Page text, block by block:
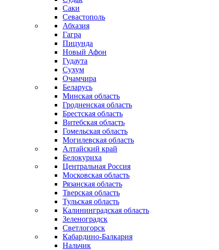
Саки
Севастополь
Абхазия
Гагра
Пицунда
Новый Афон
Гудаута
Сухум
Очамчира
Беларусь
Минская область
Гродненская область
Брестская область
Витебская область
Гомельская область
Могилевская область
Алтайский край
Белокуриха
Центральная Россия
Московская область
Рязанская область
Тверская область
Тульская область
Калининградская область
Зеленоградск
Светлогорск
Кабардино-Балкария
Нальчик